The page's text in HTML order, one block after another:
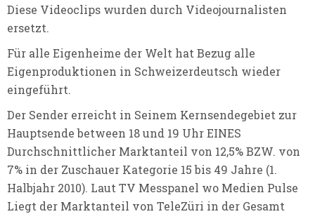
Diese Videoclips wurden durch Videojournalisten
ersetzt.
Für alle Eigenheime der Welt hat Bezug alle
Eigenproduktionen in Schweizerdeutsch wieder
eingeführt.
Der Sender erreicht in Seinem Kernsendegebiet zur
Hauptsende between 18 und 19 Uhr EINES
Durchschnittlicher Marktanteil von 12,5% BZW. von
7% in der Zuschauer Kategorie 15 bis 49 Jahre (1.
Halbjahr 2010). Laut TV Messpanel wo Medien Pulse
Liegt der Marktanteil von TeleZüri in der Gesamt